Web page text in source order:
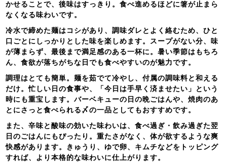
かせることで、後味はすっきり。食べ進めるほどに箸が止まら
なくなる味わいです。
冷水で締めた麺はコシがあり、調味ダレとよく絡むため、ひと
口ごとにしっかりとした味を楽しめます。スープがない分、味
が薄まらず、最後まで満足感のある一杯に。暑い季節はもちろ
ん、食欲が落ちがちな日でも食べやすいのが魅力です。
調理はとても簡単。麺を茹でて冷やし、付属の調味料と和える
だけ。忙しい日の食事や、「今日は手早く済ませたい」という
時にも重宝します。バーベキューの日の晩ごはんや、焼肉のあ
とにさっと食べられる〆の一品としてもおすすめです。
また、辛味と酸味の効いた味わいは、食べ過ぎ・飲み過ぎた翌
日のごはんにもぴったり。重たさがなく、体が欲するような爽
快感があります。きゅうり、ゆで卵、キムチなどをトッピング
すれば、より本格的な味わいに仕上がります。